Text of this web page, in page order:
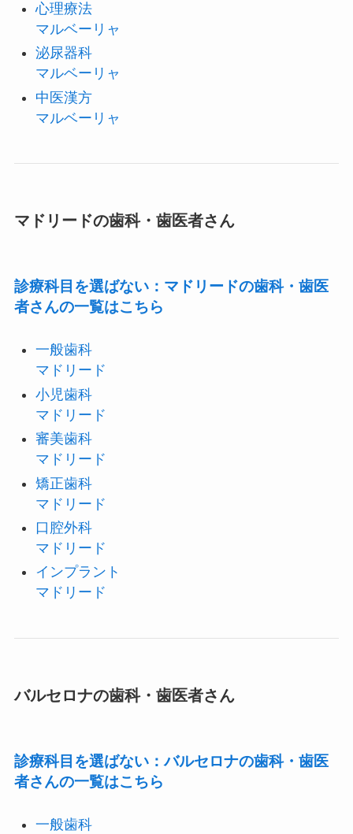
心理療法
マルベーリャ
泌尿器科
マルベーリャ
中医漢方
マルベーリャ
マドリードの歯科・歯医者さん
診療科目を選ばない：マドリードの歯科・歯医
者さんの一覧はこちら
一般歯科
マドリード
小児歯科
マドリード
審美歯科
マドリード
矯正歯科
マドリード
口腔外科
マドリード
インプラント
マドリード
バルセロナの歯科・歯医者さん
診療科目を選ばない：バルセロナの歯科・歯医
者さんの一覧はこちら
一般歯科